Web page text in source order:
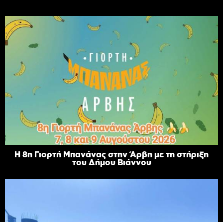
Η 8η Γιορτή Μπανάνας στην Άρβη με τη στήριξη
του Δήμου Βιάννου